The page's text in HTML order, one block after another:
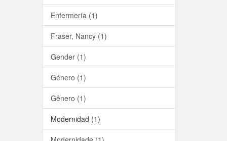
Enfermería (1)
Fraser, Nancy (1)
Gender (1)
Género (1)
Gênero (1)
Modernidad (1)